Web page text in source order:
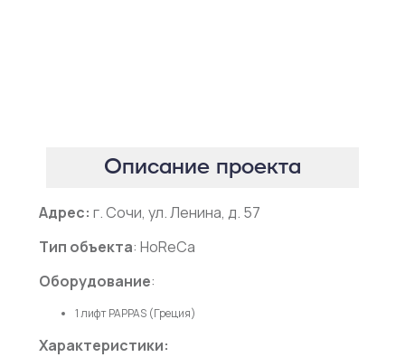
Описание проекта
Адрес: г. Сочи, ул. Ленина, д. 57
Тип объекта: HoReCa
Оборудование:
1 лифт PAPPAS (Греция)
Характеристики: